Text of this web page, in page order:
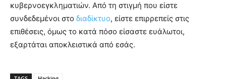
κυβερνοεγκληματιών. Από τη στιγμή που είστε
συνδεδεμένοι στο διαδίκτυο, είστε επιρρεπείς στις
επιθέσεις, όμως το κατά πόσο είσαστε ευάλωτοι,
εξαρτάται αποκλειστικά από εσάς.